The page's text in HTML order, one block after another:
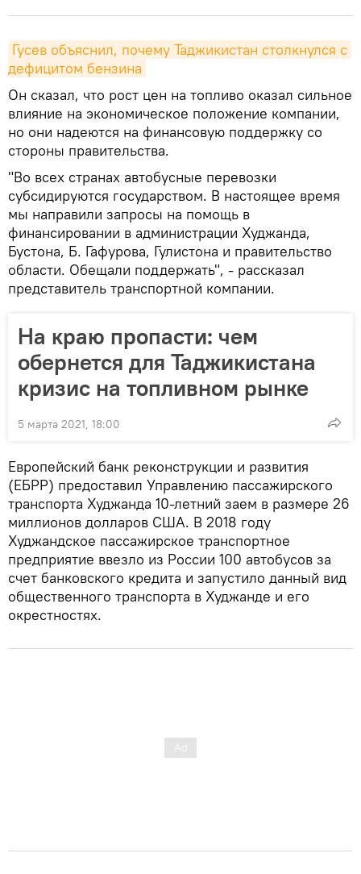
Гусев объяснил, почему Таджикистан столкнулся с
дефицитом бензина
Он сказал, что рост цен на топливо оказал сильное
влияние на экономическое положение компании,
но они надеются на финансовую поддержку со
стороны правительства.
"Во всех странах автобусные перевозки
субсидируются государством. В настоящее время
мы направили запросы на помощь в
финансировании в администрации Худжанда,
Бустона, Б. Гафурова, Гулистона и правительство
области. Обещали поддержать", - рассказал
представитель транспортной компании.
На краю пропасти: чем
обернется для Таджикистана
кризис на топливном рынке
5 марта 2021, 18:00
Европейский банк реконструкции и развития
(ЕБРР) предоставил Управлению пассажирского
транспорта Худжанда 10-летний заем в размере 26
миллионов долларов США. В 2018 году
Худжандское пассажирское транспортное
предприятие ввезло из России 100 автобусов за
счет банковского кредита и запустило данный вид
общественного транспорта в Худжанде и его
окрестностях.